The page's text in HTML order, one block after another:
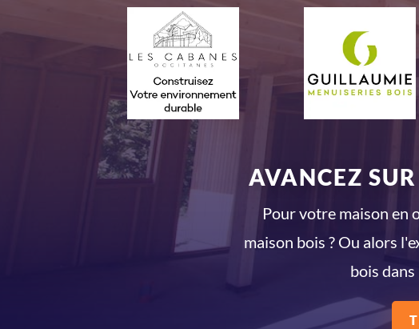
AVANCEZ
Pour votre maison en
maison bois ? Ou alors
bois